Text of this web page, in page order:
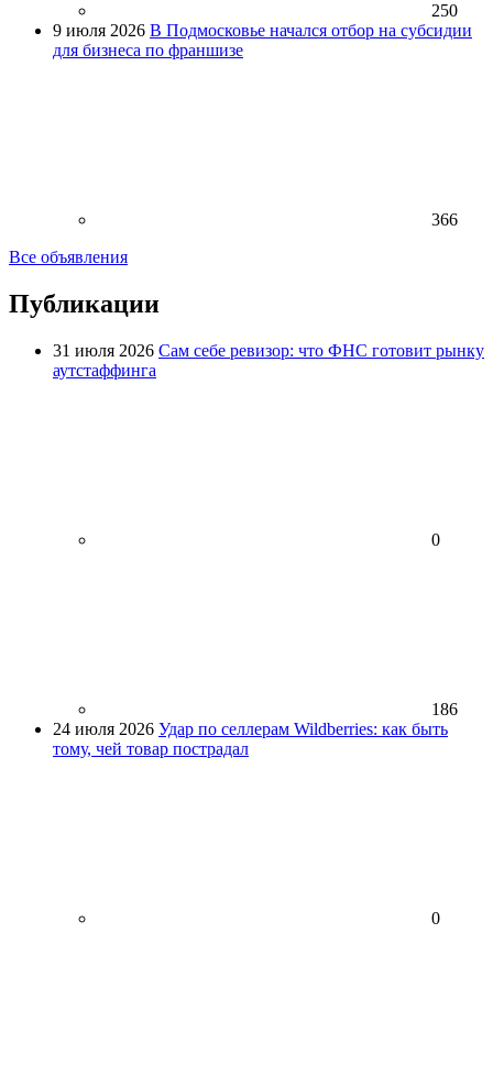
250
9 июля 2026 В Подмосковье начался отбор на субсидии
для бизнеса по франшизе
366
Все объявления
Публикации
31 июля 2026 Сам себе ревизор: что ФНС готовит рынку
аутстаффинга
0
186
24 июля 2026 Удар по селлерам Wildberries: как быть
тому, чей товар пострадал
0